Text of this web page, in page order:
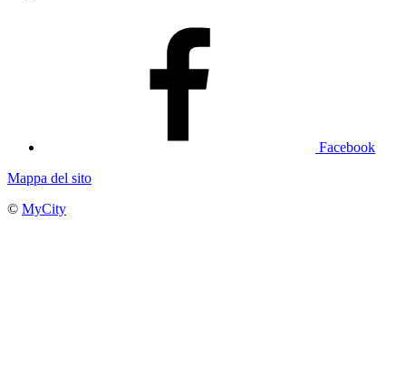
Facebook
Mappa del sito
© MyCity